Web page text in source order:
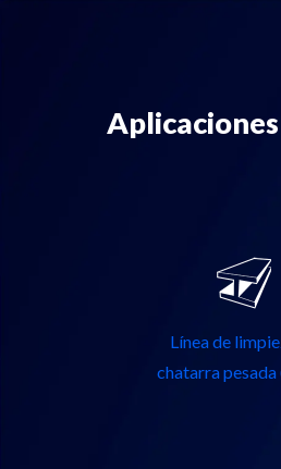
Línea de
chatarra